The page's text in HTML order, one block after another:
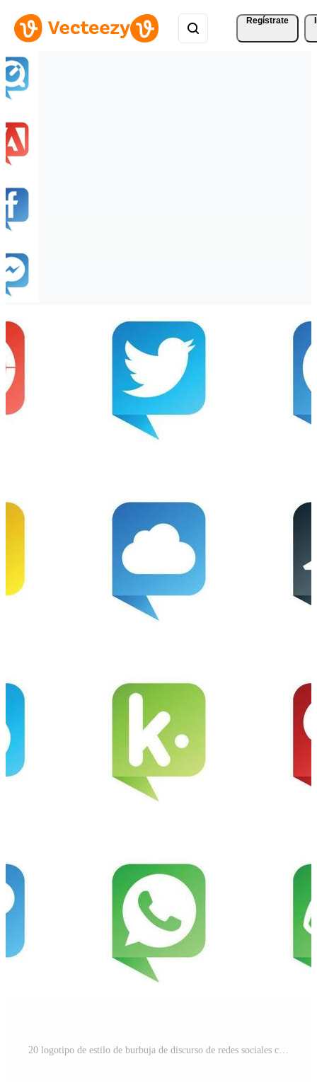
Regístrate
20 logotipo de estilo de burbuja de discurso de redes sociales como correo electrónico facebook ruta icloud drupal Vector Gratis y SVG Gratis